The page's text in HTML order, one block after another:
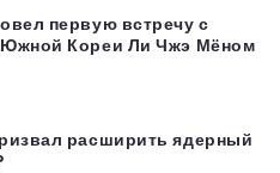
первую встречу с
Южной Кореи Ли Чжэ Мёном
расширить ядерный